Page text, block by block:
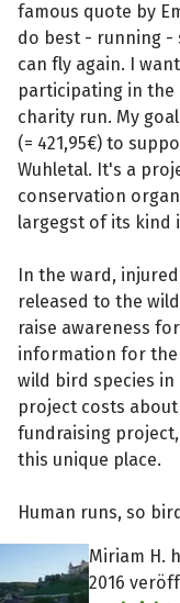
famous quote by
do best - running -
can fly again. I
participating in the
charity run. My
(= 421,95€) to
Wuhletal. It's a
conservation
largegst of its kind
In the ward,
released to the
raise awareness
information for the
wild bird species
project costs
fundraising
this unique place.
Human runs, so
Miriam H.
2016